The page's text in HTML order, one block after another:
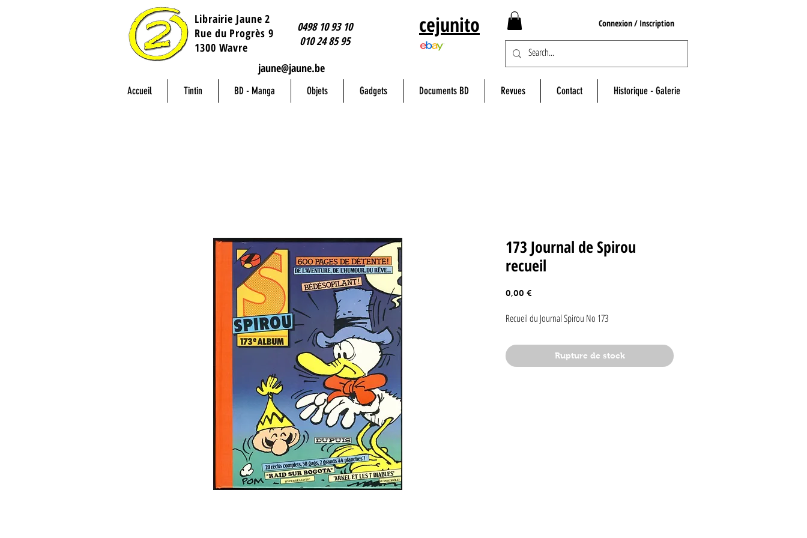
Librairie Jaune 2
​Rue du Progrès 9
1300 Wavre
0498 10 93 10
010 24 85 95
jaune@jaune.be
cejunito Connexion / Inscription
Accueil Tintin BD - Manga Objets Gadgets Documents BD Revues Contact Historique - Galerie
173 Journal de Spirou
recueil
0,00 €
Recueil du Journal Spirou No 173
Rupture de stock